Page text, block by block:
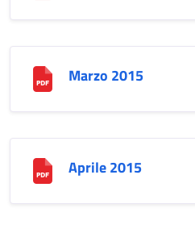
Marzo 2015
Aprile 2015